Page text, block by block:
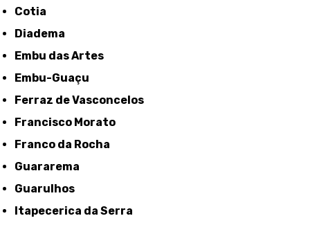
Cotia
Diadema
Embu das Artes
Embu-Guaçu
Ferraz de Vasconcelos
Francisco Morato
Franco da Rocha
Guararema
Guarulhos
Itapecerica da Serra